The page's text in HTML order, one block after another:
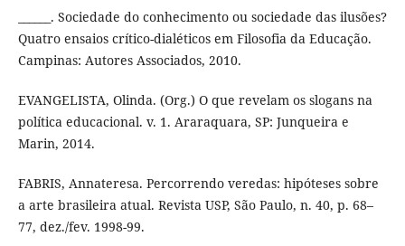
______. Sociedade do conhecimento ou sociedade das ilusões?
Quatro ensaios crítico-dialéticos em Filosofia da Educação.
Campinas: Autores Associados, 2010.
EVANGELISTA, Olinda. (Org.) O que revelam os slogans na
política educacional. v. 1. Araraquara, SP: Junqueira e
Marin, 2014.
FABRIS, Annateresa. Percorrendo veredas: hipóteses sobre
a arte brasileira atual. Revista USP, São Paulo, n. 40, p. 68–
77, dez./fev. 1998-99.